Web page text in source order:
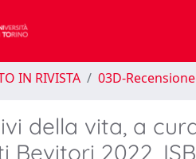
IN RIVISTA 03D-
della vita, a
2022,